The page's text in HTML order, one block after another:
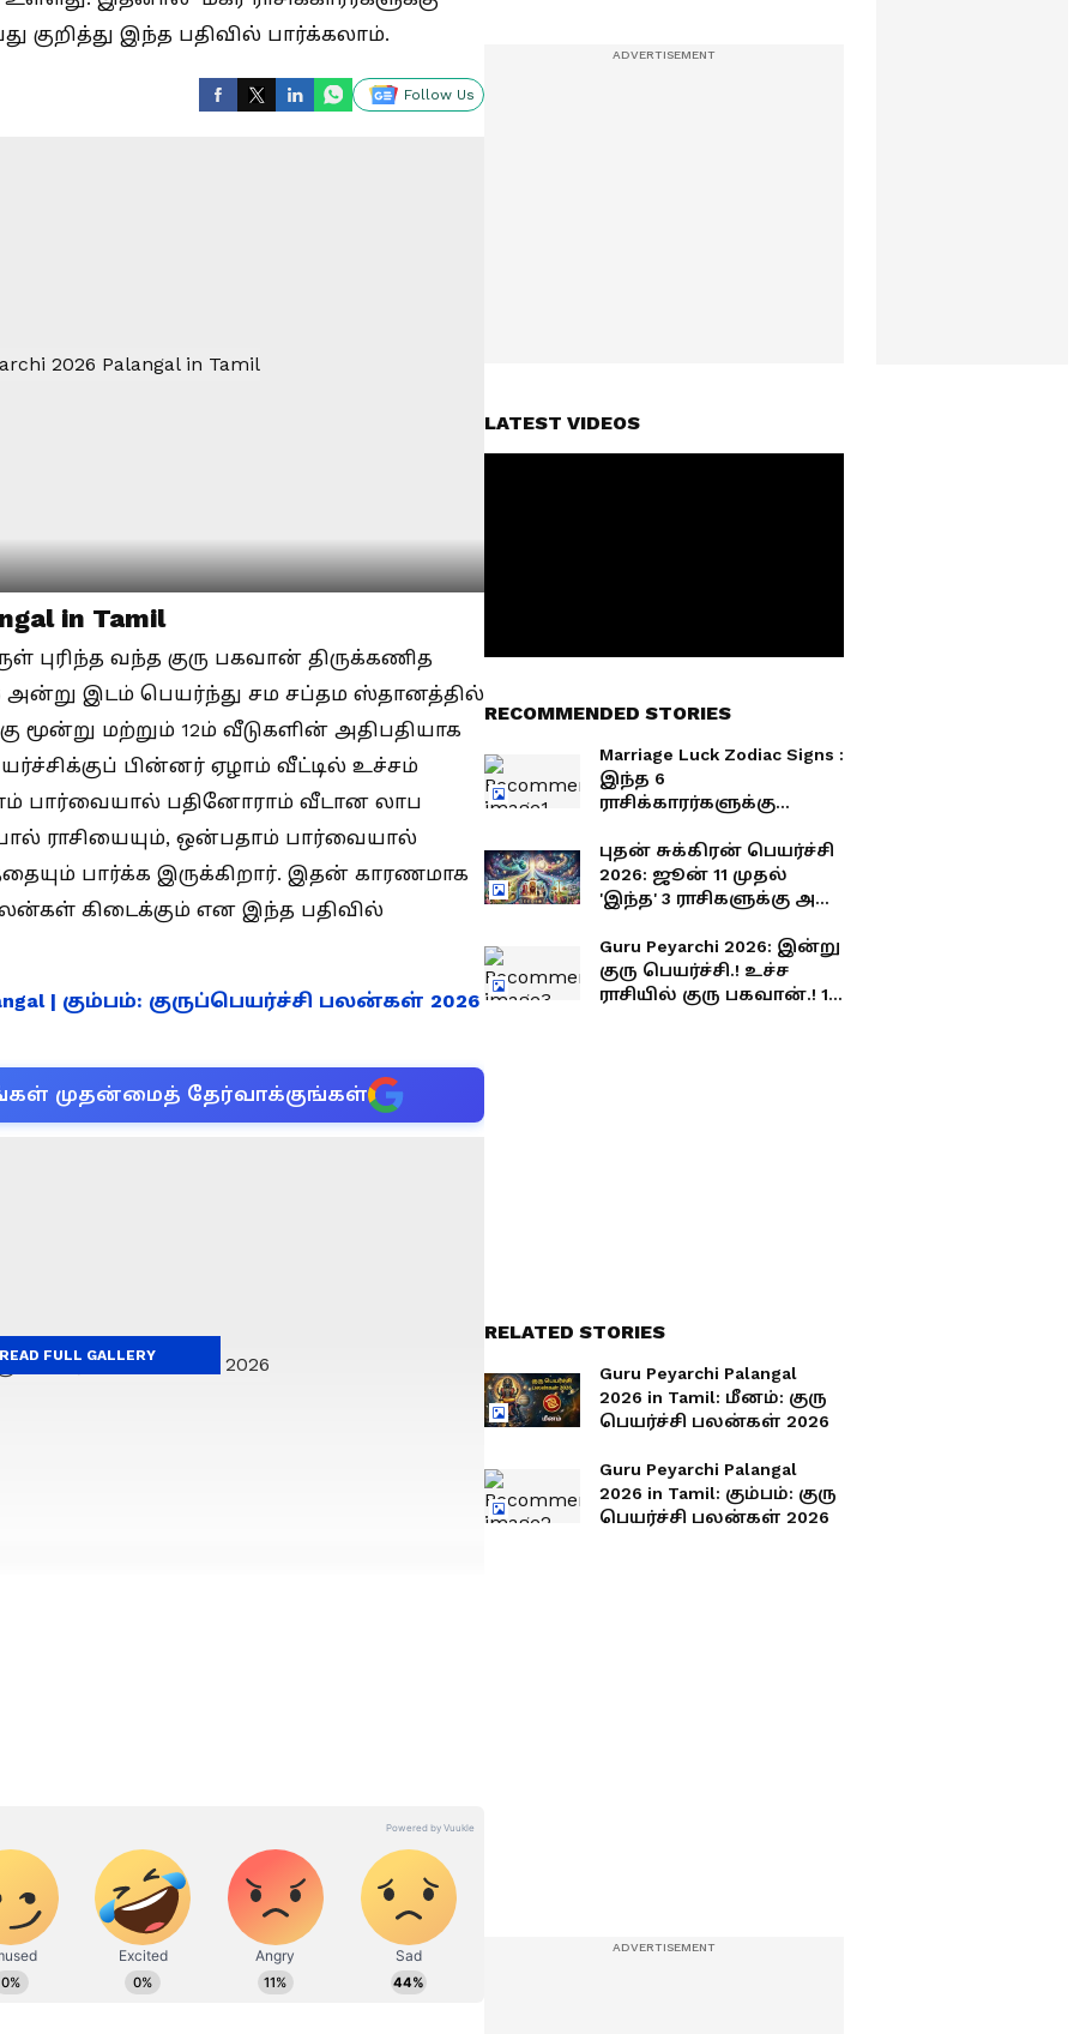
குறித்து இந்த பதிவில் பார்க்கலாம்.
Follow Us
in Tamil
புரிந்த வந்த குரு பகவான் திருக்கணித
அன்று இடம் பெயர்ந்து சம சப்தம ஸ்தானத்தில்
மூன்று மற்றும் 12ம் வீடுகளின் அதிபதியாக
பின்னர் ஏழாம் வீட்டில் உச்சம்
பார்வையால் பதினோராம் வீடான லாப
ராசியையும், ஒன்பதாம் பார்வையால்
பார்க்க இருக்கிறார். இதன் காரணமாக
கிடைக்கும் என இந்த பதிவில்
| கும்பம்: குருப்பெயர்ச்சி பலன்கள் 2026
முதன்மைத் தேர்வாக்குங்கள்
கிடைக்கும். உங்கள் வாழ்க்கையில் அடைய
கனவுகளை நிறைவேற்ற சாதகமான
பிறப்பெடுத்தது போன்ற உணர்வு
READ FULL GALLERY
LATEST VIDEOS
RECOMMENDED STORIES
Marriage Luck Zodiac Signs :
இந்த 6
ராசிக்காரர்களுக்கு
திருமண யோகம்
அடிக்குது.. 4 கிரக
சேர்க்கை அதிரடி
புதன் சுக்கிரன் பெயர்ச்சி
2026: ஜூன் 11 முதல்
'இந்த' 3 ராசிகளுக்கு அசுர
Guru Peyarchi 2026: இன்று
குரு பெயர்ச்சி.! உச்ச
ராசியில் குரு பகவான்.! 12
RELATED STORIES
Guru Peyarchi Palangal
2026 in Tamil: மீனம்: குரு
பெயர்ச்சி பலன்கள் 2026
Guru Peyarchi Palangal
2026 in Tamil: கும்பம்: குரு
பெயர்ச்சி பலன்கள் 2026